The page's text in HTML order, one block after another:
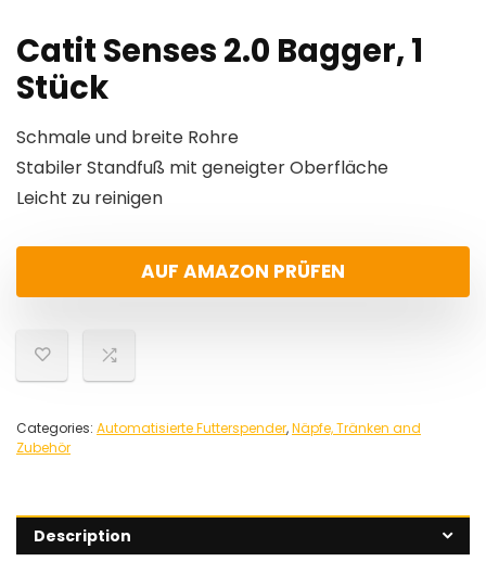
Catit Senses 2.0 Bagger, 1
Stück
Schmale und breite Rohre
Stabiler Standfuß mit geneigter Oberfläche
Leicht zu reinigen
AUF AMAZON PRÜFEN
Categories: Automatisierte Futterspender,Näpfe, Tränken and
Zubehör
Description